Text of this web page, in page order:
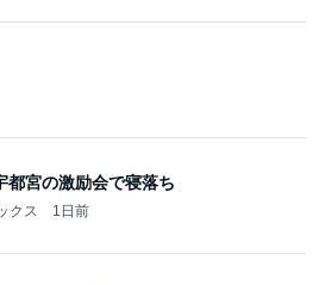
った優雅な気分の珈琲
クス 12時間前